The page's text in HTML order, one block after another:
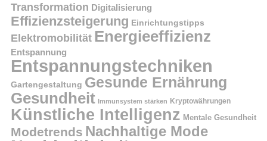
Transformation Digitalisierung
Effizienzsteigerung Einrichtungstipps
Elektromobilität Energieeffizienz
Entspannung
Entspannungstechniken
Gartengestaltung Gesunde Ernährung
Gesundheit Immunsystem stärken Kryptowährungen
Künstliche Intelligenz Mentale Gesundheit
Modetrends Nachhaltige Mode